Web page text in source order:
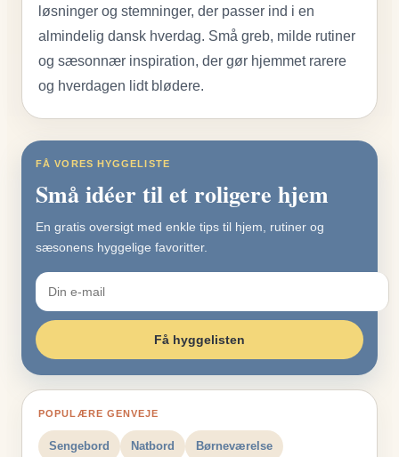
løsninger og stemninger, der passer ind i en
almindelig dansk hverdag. Små greb, milde rutiner
og sæsonnær inspiration, der gør hjemmet rarere
og hverdagen lidt blødere.
FÅ VORES HYGGELISTE
Små idéer til et roligere hjem
En gratis oversigt med enkle tips til hjem, rutiner og
sæsonens hyggelige favoritter.
Få hyggelisten
POPULÆRE GENVEJE
Sengebord Natbord Børneværelse